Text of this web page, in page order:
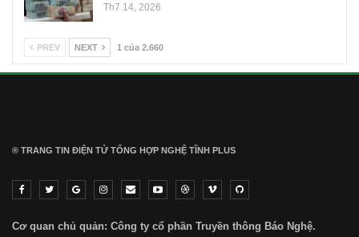
Th7 14, 2026
PREV NEXT 1 của 2.660
® TRANG TIN ĐIỆN TỬ ТỔNG HỢP NGHỆ TĨNH PLUS
Cơ quan chủ quản: Công ty cổ phần Truyền thông Báo Nghệ.